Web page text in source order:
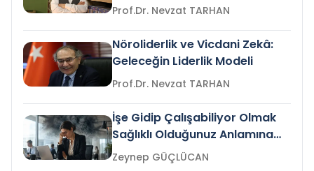
Prof.Dr. Nevzat TARHAN
Nöroliderlik ve Vicdani Zekâ:
Geleceğin Liderlik Modeli
Prof.Dr. Nevzat TARHAN
İşe Gidip Çalışabiliyor Olmak
Sağlıklı Olduğunuz Anlamına
Gelir mi?Zeynep GÜÇLÜCAN